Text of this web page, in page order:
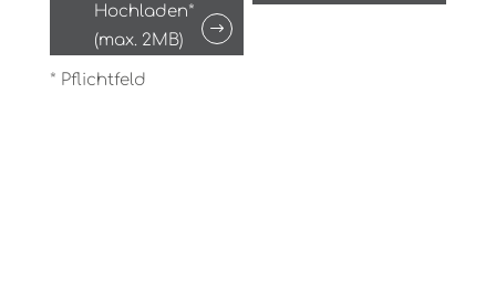
Hochladen*
(max. 2MB)
* Pflichtfeld